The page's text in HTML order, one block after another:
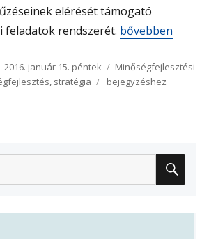
elérését támogató
feladatok rendszerét. bővebben
Közzétéve
2016. január 15. péntek Kategória
Minőségfejlesztési
, stratégia
Minőségfejlesztési
időszakra
bejegyzéshez